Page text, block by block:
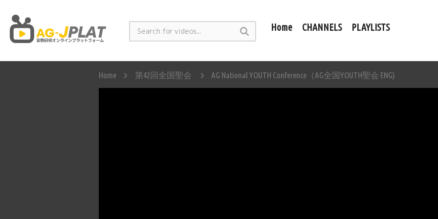
Home CHANNELS PLAYLISTS
Home 第42回全国聖会 AG National YOUTH Conference（AG全国YOUTH聖会 ENG)